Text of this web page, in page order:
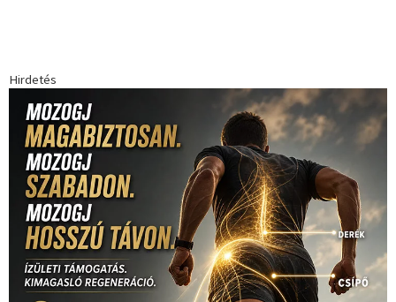
Hirdetés